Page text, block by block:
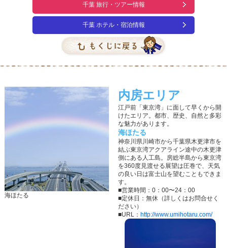
千葉 旅行・ツアー情報
千葉 ホテル・宿泊情報
海ほたる
内房エリア
江戸前「東京湾」に面して早くから開
けたエリア。都市、歴史、自然と多彩
な魅力があります。
海ほたる
神奈川県川崎市から千葉県木更津市を
結ぶ東京湾アクアライン途中の木更津
側にある人工島。房総半島から東京湾
を360度見渡せる展望は圧巻で、天気
の良い日は富士山を望むこともできま
す。
■営業時間：0：00〜24：00
■定休日：無休（詳しくはお問合せく
ださい）
■URL： http://www.umihotaru.com/